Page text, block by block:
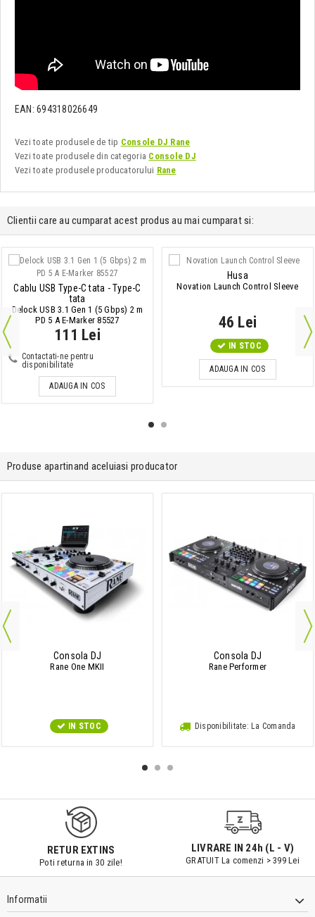
EAN: 694318026649
Vezi toate produsele de tip Console DJ Rane
Vezi toate produsele din categoria Console DJ
Vezi toate produsele producatorului Rane
Clientii care au cumparat acest produs au mai cumparat si:
Cablu USB Type-C tata - Type-C
tata
Delock USB 3.1 Gen 1 (5 Gbps) 2 m
PD 5 A E-Marker 85527
111 Lei
Contactati-ne pentru
disponibilitate
ADAUGA IN COS
Husa
Novation Launch Control Sleeve
46 Lei
IN STOC
ADAUGA IN COS
Produse apartinand aceluiasi producator
Consola DJ
Rane One MKII
IN STOC
Consola DJ
Rane Performer
Disponibilitate: La Comanda
RETUR EXTINS
Poti returna in 30 zile!
LIVRARE IN 24h (L - V)
GRATUIT La comenzi > 399 Lei
Informatii